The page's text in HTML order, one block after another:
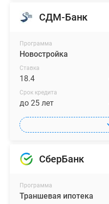
СДМ-Банк
Программа
Новостройка
Ставка
18.4
Срок кредита
до 25 лет
СберБанк
Программа
Траншевая ипотека